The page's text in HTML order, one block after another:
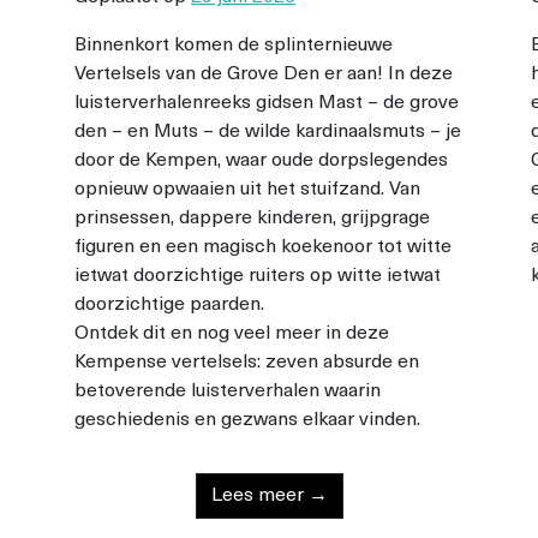
Binnenkort komen de splinternieuwe
Vertelsels van de Grove Den er aan! In deze
luisterverhalenreeks gidsen Mast – de grove
den – en Muts – de wilde kardinaalsmuts – je
door de Kempen, waar oude dorpslegendes
opnieuw opwaaien uit het stuifzand. Van
prinsessen, dappere kinderen, grijpgrage
figuren en een magisch koekenoor tot witte
ietwat doorzichtige ruiters op witte ietwat
doorzichtige paarden.
Ontdek dit en nog veel meer in deze
Kempense vertelsels: zeven absurde en
betoverende luisterverhalen waarin
geschiedenis en gezwans elkaar vinden.
Lees meer →